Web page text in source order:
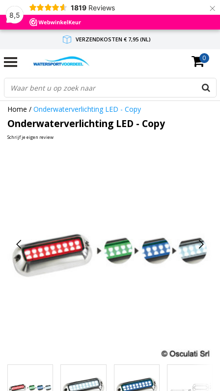
8,5
1819 Reviews ×
VERZENDKOSTEN € 7,95 (NL)
GRATIS VERZENDING(NL) VANAF € 65,-
BINNEN 1-3 WERKDAGEN ANTWOORD
0
Home / Onderwaterverlichting LED - Copy
Onderwaterverlichting LED - Copy
Schrijf je eigen review